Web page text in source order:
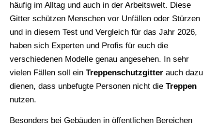
häufig im Alltag und auch in der Arbeitswelt. Diese
Gitter schützen Menschen vor Unfällen oder Stürzen
und in diesem Test und Vergleich für das Jahr 2026,
haben sich Experten und Profis für euch die
verschiedenen Modelle genau angesehen. In sehr
vielen Fällen soll ein Treppenschutzgitter auch dazu
dienen, dass unbefugte Personen nicht die Treppen
nutzen.
Besonders bei Gebäuden in öffentlichen Bereichen